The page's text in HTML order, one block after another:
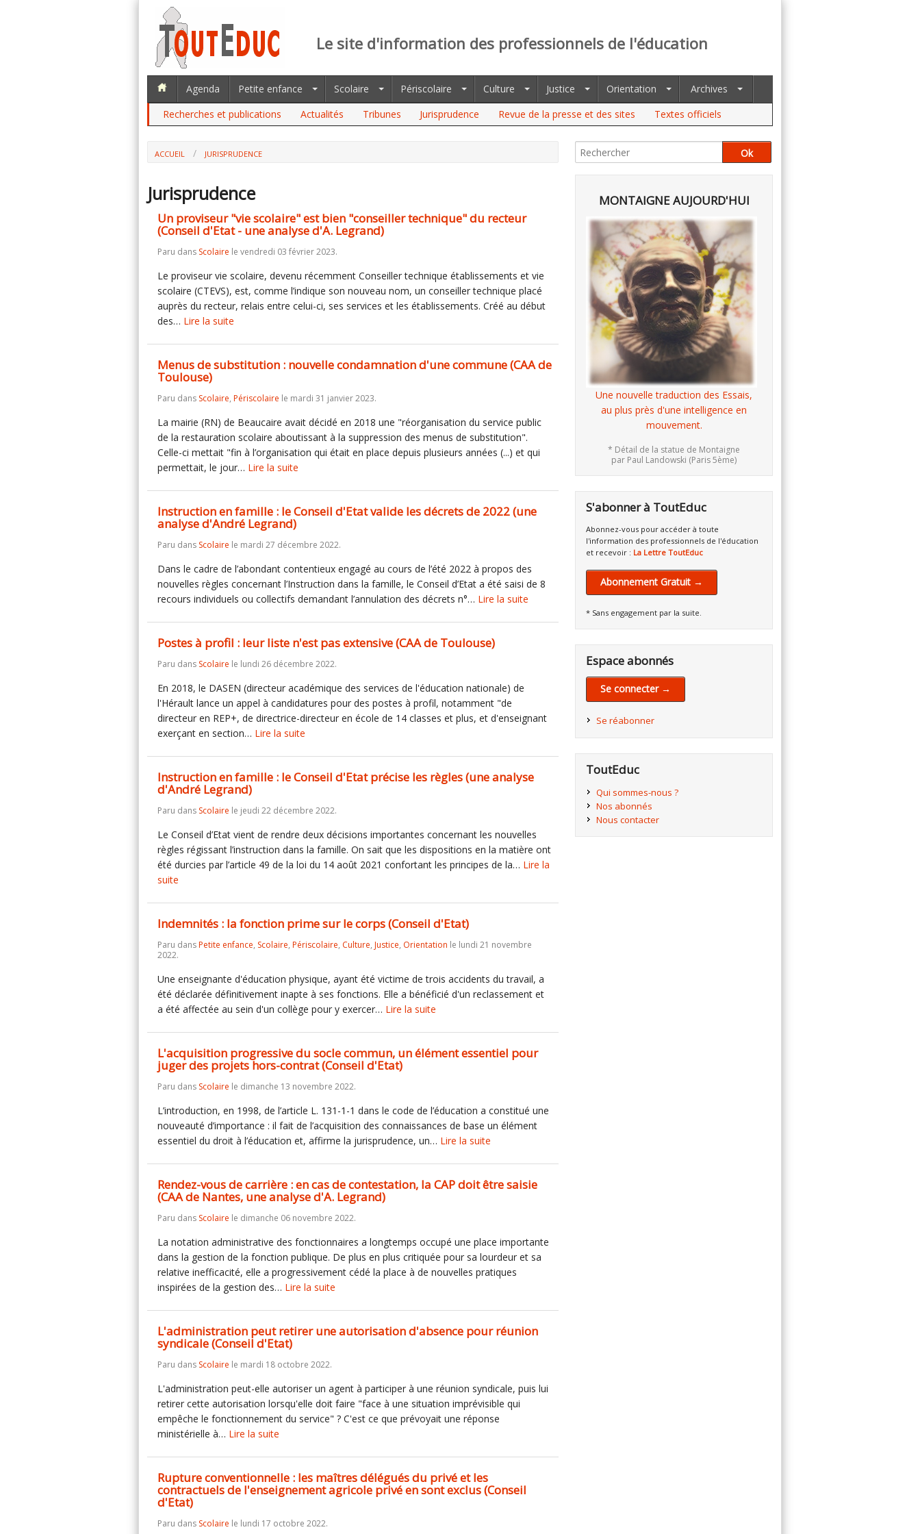
Le site d'information des professionnels de l'éducation
Agenda Petite enfance Scolaire Périscolaire Culture Justice Orientation
Archives
Recherches et publications
Actualités Tribunes Jurisprudence Revue de la presse et des sites Textes officiels
ACCUEIL JURISPRUDENCE
Jurisprudence
Un proviseur "vie scolaire" est bien "conseiller technique" du recteur
(Conseil d'Etat - une analyse d'A. Legrand)
Paru dans Scolaire le vendredi 03 février 2023.
Le proviseur vie scolaire, devenu récemment Conseiller technique établissements et vie
scolaire (CTEVS), est, comme l’indique son nouveau nom, un conseiller technique placé
auprès du recteur, relais entre celui-ci, ses services et les établissements. Créé au début
des… Lire la suite
Menus de substitution : nouvelle condamnation d'une commune (CAA de
Toulouse)
Paru dans Scolaire, Périscolaire le mardi 31 janvier 2023.
La mairie (RN) de Beaucaire avait décidé en 2018 une "réorganisation du service public
de la restauration scolaire aboutissant à la suppression des menus de substitution".
Celle-ci mettait "fin à l’organisation qui était en place depuis plusieurs années (...) et qui
permettait, le jour… Lire la suite
Instruction en famille : le Conseil d'Etat valide les décrets de 2022 (une
analyse d'André Legrand)
Paru dans Scolaire le mardi 27 décembre 2022.
Dans le cadre de l’abondant contentieux engagé au cours de l’été 2022 à propos des
nouvelles règles concernant l’Instruction dans la famille, le Conseil d’Etat a été saisi de 8
recours individuels ou collectifs demandant l’annulation des décrets n°… Lire la suite
Postes à profil : leur liste n'est pas extensive (CAA de Toulouse)
Paru dans Scolaire le lundi 26 décembre 2022.
En 2018, le DASEN (directeur académique des services de l'éducation nationale) de
l'Hérault lance un appel à candidatures pour des postes à profil, notamment "de
directeur en REP+, de directrice-directeur en école de 14 classes et plus, et d'enseignant
exerçant en section… Lire la suite
Instruction en famille : le Conseil d'Etat précise les règles (une analyse
d'André Legrand)
Paru dans Scolaire le jeudi 22 décembre 2022.
Le Conseil d’Etat vient de rendre deux décisions importantes concernant les nouvelles
règles régissant l’instruction dans la famille. On sait que les dispositions en la matière ont
été durcies par l’article 49 de la loi du 14 août 2021 confortant les principes de la… Lire la
suite
Indemnités : la fonction prime sur le corps (Conseil d'Etat)
Paru dansPetite enfance, Scolaire, Périscolaire, Culture, Justice, Orientation le lundi 21 novembre
2022.
Une enseignante d'éducation physique, ayant été victime de trois accidents du travail, a
été déclarée définitivement inapte à ses fonctions. Elle a bénéficié d'un reclassement et
a été affectée au sein d'un collège pour y exercer… Lire la suite
L'acquisition progressive du socle commun, un élément essentiel pour
juger des projets hors-contrat (Conseil d'Etat)
Paru dans Scolaire le dimanche 13 novembre 2022.
L’introduction, en 1998, de l’article L. 131-1-1 dans le code de l’éducation a constitué une
nouveauté d’importance : il fait de l’acquisition des connaissances de base un élément
essentiel du droit à l’éducation et, affirme la jurisprudence, un… Lire la suite
Rendez-vous de carrière : en cas de contestation, la CAP doit être saisie
(CAA de Nantes, une analyse d'A. Legrand)
Paru dans Scolaire le dimanche 06 novembre 2022.
La notation administrative des fonctionnaires a longtemps occupé une place importante
dans la gestion de la fonction publique. De plus en plus critiquée pour sa lourdeur et sa
relative inefficacité, elle a progressivement cédé la place à de nouvelles pratiques
inspirées de la gestion des… Lire la suite
L'administration peut retirer une autorisation d'absence pour réunion
syndicale (Conseil d'Etat)
Paru dans Scolaire le mardi 18 octobre 2022.
L'administration peut-elle autoriser un agent à participer à une réunion syndicale, puis lui
retirer cette autorisation lorsqu'elle doit faire "face à une situation imprévisible qui
empêche le fonctionnement du service" ? C'est ce que prévoyait une réponse
ministérielle à… Lire la suite
Rupture conventionnelle : les maîtres délégués du privé et les
contractuels de l'enseignement agricole privé en sont exclus (Conseil
d'Etat)
Paru dans Scolaire le lundi 17 octobre 2022.
MONTAIGNE AUJOURD'HUI
Une nouvelle traduction des Essais,
au plus près d'une intelligence en
mouvement.
* Détail de la statue de Montaigne
par Paul Landowski (Paris 5ème)
S'abonner à ToutEduc
Abonnez-vous pour accéder à toute
l'information des professionnels de l'éducation
et recevoir : La Lettre ToutEduc
Abonnement Gratuit →
* Sans engagement par la suite.
Espace abonnés
Se connecter →
Se réabonner
ToutEduc
Qui sommes-nous ?
Nos abonnés
Nous contacter